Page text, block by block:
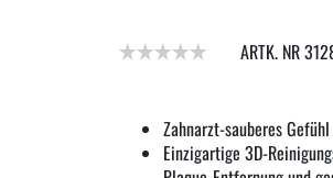
ARTK. NR
Zahnarzt-sauberes
Einzigartige 3D-